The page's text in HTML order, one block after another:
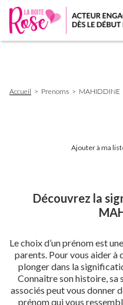
d'Ariane
Accueil Prenoms MAHIDDINE
Ajouter à ma
Découvrez la
Le choix d’un prénom est
parents. Pour vous aider à
plonger dans la
Connaître son histoire, sa
associés peut vous donner
prénom qui vous